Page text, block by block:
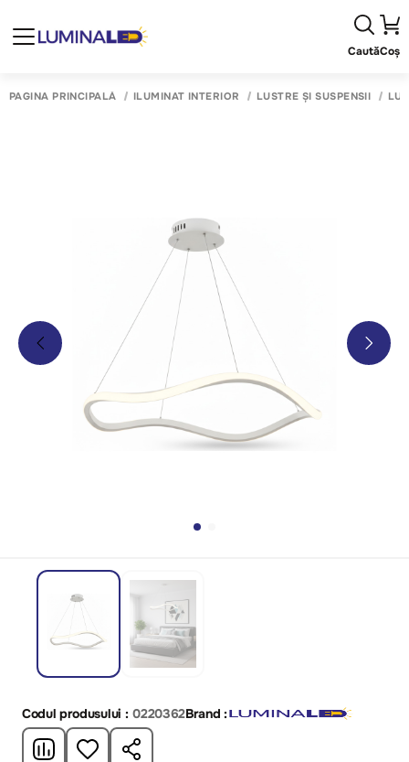
CautăCoș
PAGINA PRINCIPALĂ ILUMINAT INTERIOR LUSTRE ȘI SUSPENSII
Codul produsului : 0220362Brand :